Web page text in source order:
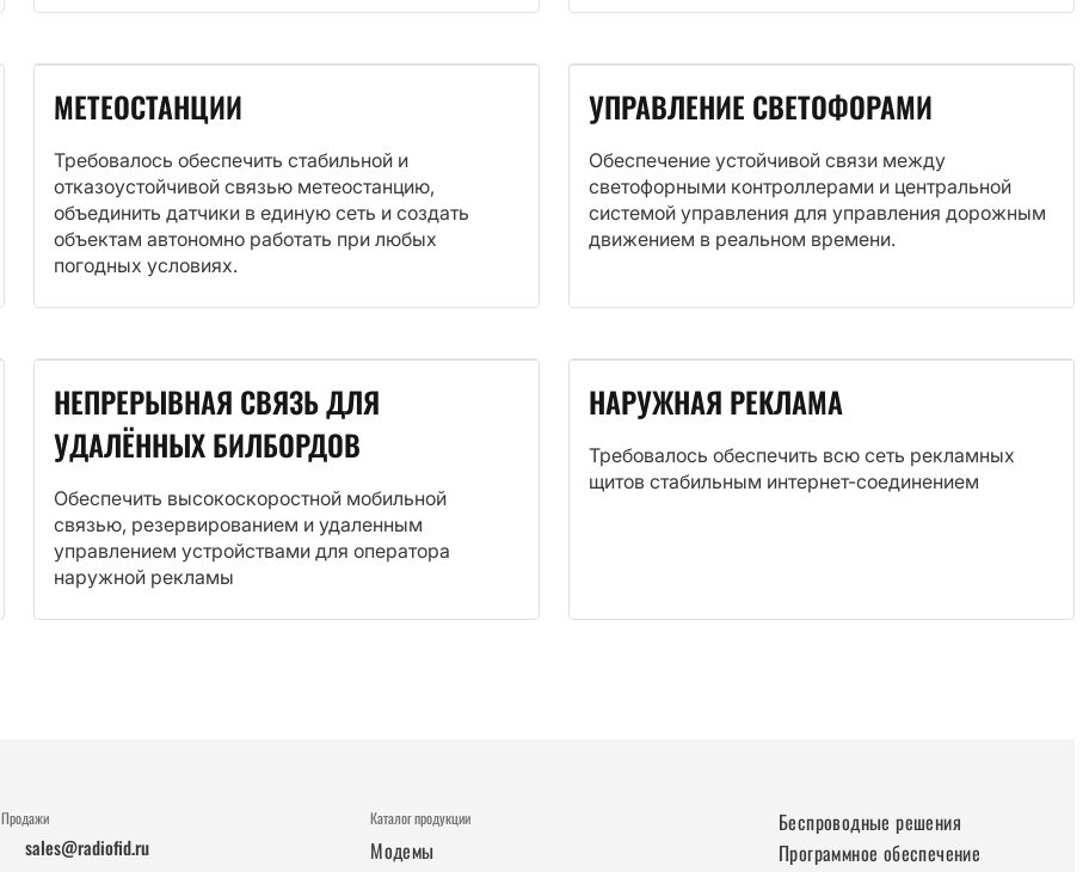
МЕТЕОСТАНЦИИ
Требовалось обеспечить стабильной и
отказоустойчивой связью метеостанцию,
объединить датчики в единую сеть и создать
объектам автономно работать при любых
погодных условиях.
УПРАВЛЕНИЕ СВЕТОФОРАМИ
Обеспечение устойчивой связи между
светофорными контроллерами и центральной
системой управления для управления дорожным
движением в реальном времени.
НЕПРЕРЫВНАЯ СВЯЗЬ ДЛЯ
УДАЛЁННЫХ БИЛБОРДОВ
Обеспечить высокоскоростной мобильной
связью, резервированием и удаленным
управлением устройствами для оператора
наружной рекламы
НАРУЖНАЯ РЕКЛАМА
Требовалось обеспечить всю сеть рекламных
щитов стабильным интернет-соединением
Продажи
sales@radiofid.ru
Каталог продукции
Модемы
Беспроводные решения
Программное обеспечение